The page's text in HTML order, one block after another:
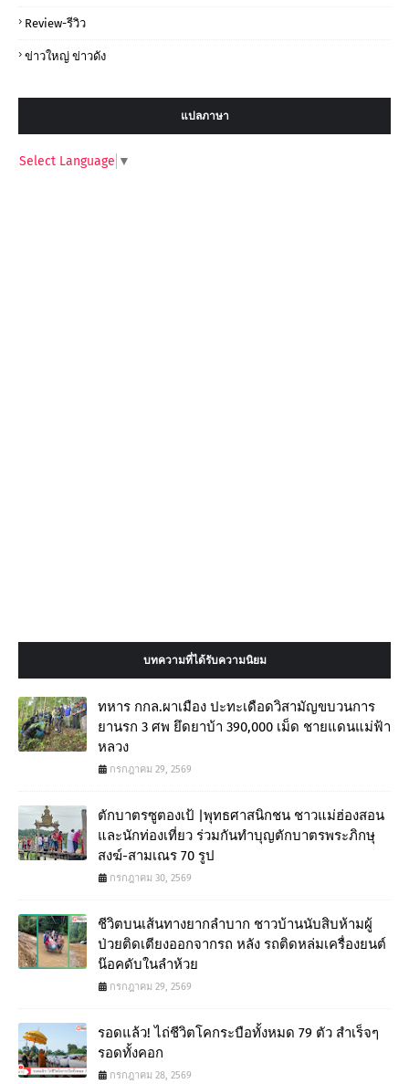
Review-รีวิว
ข่าวใหญ่ ข่าวดัง
แปลภาษา
Select Language ▼
บทความที่ได้รับความนิยม
ทหาร กกล.ผาเมือง ปะทะเดือดวิสามัญขบวนการ
ยานรก 3 ศพ ยึดยาบ้า 390,000 เม็ด ชายแดนแม่ฟ้า
หลวง
กรกฎาคม 29, 2569
ตักบาตรซูตองเป้ |พุทธศาสนิกชน ชาวแม่ฮ่องสอน
และนักท่องเที่ยว ร่วมกันทำบุญตักบาตรพระภิกษุ
สงฆ์-สามเณร 70 รูป
กรกฎาคม 30, 2569
ชีวิตบนเส้นทางยากลำบาก ชาวบ้านนับสิบห้ามผู้
ป่วยติดเตียงออกจากรถ หลัง รถติดหล่มเครื่องยนต์
น๊อคดับในลำห้วย
กรกฎาคม 29, 2569
รอดแล้ว! ไถ่ชีวิตโคกระบือทั้งหมด 79 ตัว สำเร็จๆ
รอดทั้งคอก
กรกฎาคม 28, 2569